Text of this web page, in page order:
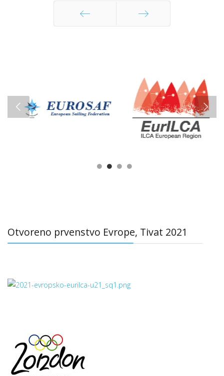
Otvoreno prvenstvo Evrope, Tivat 2021